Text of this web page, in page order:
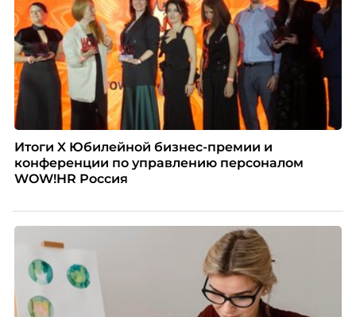
Итоги X Юбилейной бизнес-премии и
конференции по управлению персоналом
WOW!HR Россия